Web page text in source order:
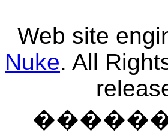
Web site
Nuke. All